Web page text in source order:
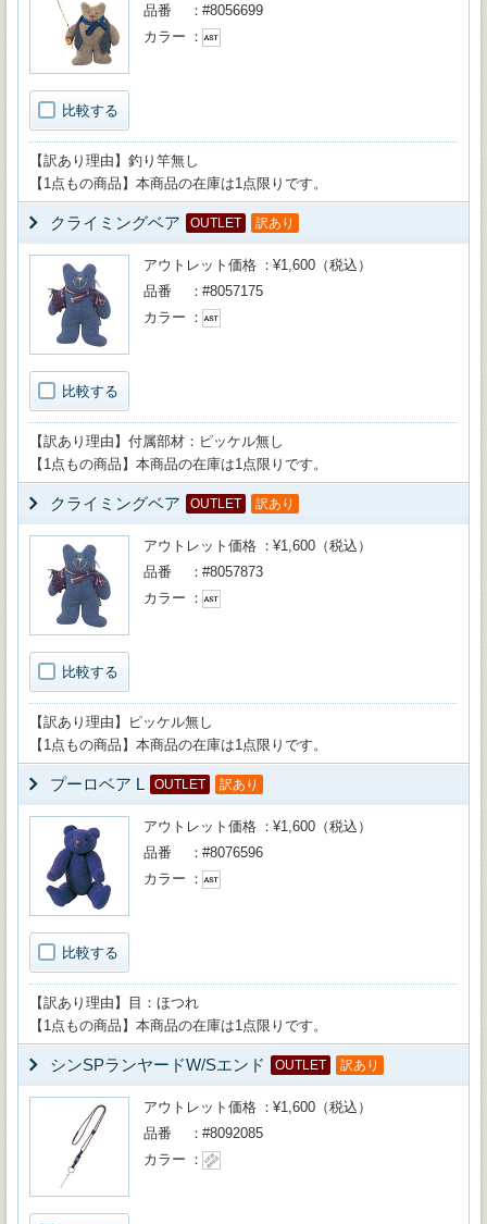
比較する
品番
#8056699
カラー
【訳あり理由】釣り竿無し
【1点もの商品】本商品の在庫は1点限りです。
クライミングベア OUTLET 訳あり
比較する
アウトレット価格
¥1,600（税込）
品番
#8057175
カラー
【訳あり理由】付属部材：ピッケル無し
【1点もの商品】本商品の在庫は1点限りです。
クライミングベア OUTLET 訳あり
比較する
アウトレット価格
¥1,600（税込）
品番
#8057873
カラー
【訳あり理由】ピッケル無し
【1点もの商品】本商品の在庫は1点限りです。
プーロベア L OUTLET 訳あり
比較する
アウトレット価格
¥1,600（税込）
品番
#8076596
カラー
【訳あり理由】目：ほつれ
【1点もの商品】本商品の在庫は1点限りです。
シンSPランヤードW/Sエンド OUTLET 訳あり
アウトレット価格
¥1,600（税込）
品番
#8092085
カラー